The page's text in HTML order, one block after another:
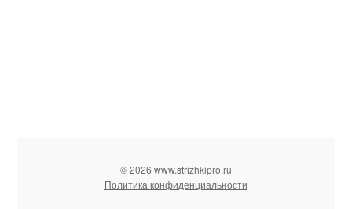
© 2026 www.strizhkipro.ru
Политика конфиденциальности